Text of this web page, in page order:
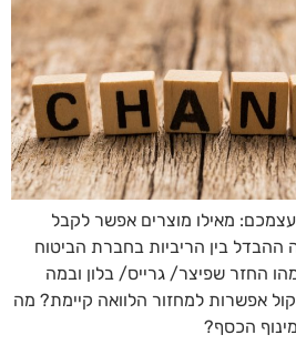
מאילו מוצרים אפשר לקבל
ההבדל בין הריביות בחברת הביטוח
החזר שפיצר/ גרייס/ בלון ובמה
אפשרות למחזור הלוואה קיימת? מה
הכסף?